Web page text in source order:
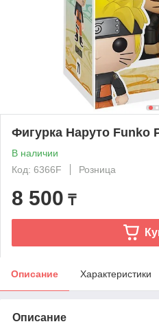
Фигурка Наруто Funko
В наличии
Код: 6366F
Розница
8 500 ₸
Описание Характеристики
Описание